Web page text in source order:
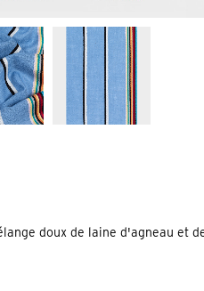
doux de laine d'agneau et